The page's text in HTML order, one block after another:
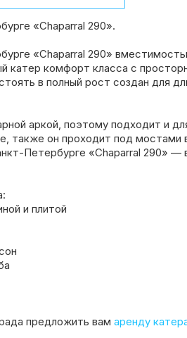
«Chaparral 290».
«Chaparral 290»
катер комфорт класса с
в полный рост создан для
аркой, поэтому подходит и
также он проходит под мостами
Петербурге «Chaparral 290» —
и плитой
предложить вам аренду